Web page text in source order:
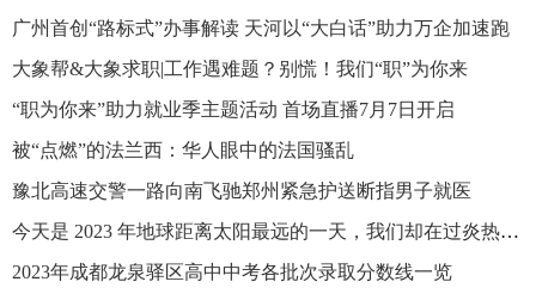
广州首创“路标式”办事解读 天河以“大白话”助力万企加速跑
大象帮&大象求职|工作遇难题？别慌！我们“职”为你来
“职为你来”助力就业季主题活动 首场直播7月7日开启
被“点燃”的法兰西：华人眼中的法国骚乱
豫北高速交警一路向南飞驰郑州紧急护送断指男子就医
今天是 2023 年地球距离太阳最远的一天，我们却在过炎热的夏天
2023年成都龙泉驿区高中中考各批次录取分数线一览